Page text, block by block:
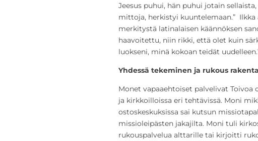
Jeesus puhui, hän puhui jotain
mittoja, herkistyi kuuntelemaan.” Ilkka
merkitystä latinalaisen käännöksen
haavoitettu, niin rikki, että olet kuin
luokseni, minä kokoan teidät
Yhdessä tekeminen ja rukous
Monet vapaaehtoiset palvelivat
ja kirkkoilloissa eri tehtävissä. Moni
ostoskeskuksissa sai kutsun
missioleipästen jakajilta. Moni tuli
rukouspalvelua alttarille tai kirjoitti